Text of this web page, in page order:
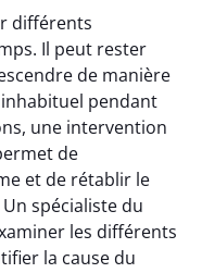
différents
Il peut rester
de manière
pendant
une intervention
de
et de rétablir le
spécialiste du
les différents
la cause du